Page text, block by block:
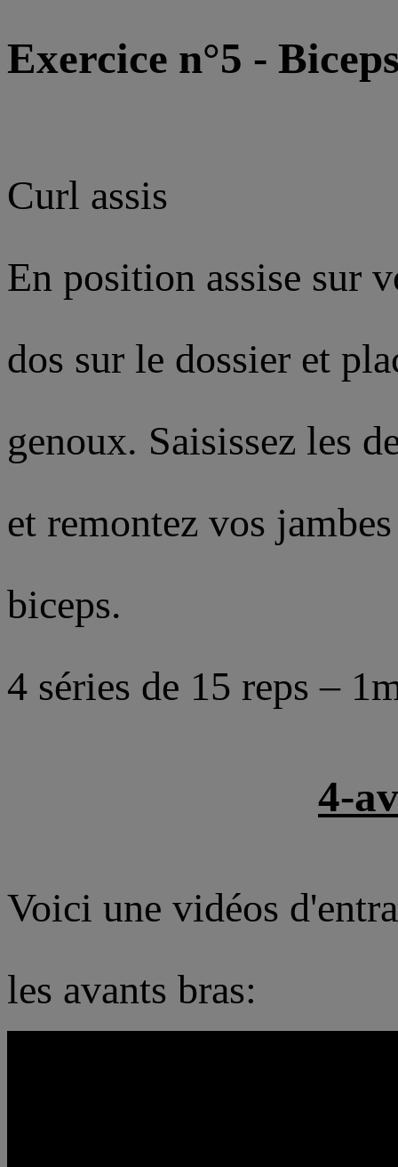
Exercice n°5 -
Curl assis
En position assise sur
dos sur le dossier et
genoux. Saisissez les
et remontez vos
biceps.
4 séries de 15 reps –
4-
Voici une vidéos
les avants bras: